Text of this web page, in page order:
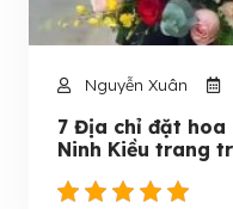
Nguyễn Xuân
7 Địa chỉ đặt hoa
Ninh Kiều trang